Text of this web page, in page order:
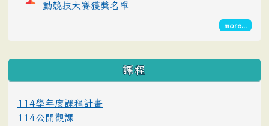
動競技大賽獲獎名單
more...
課程
114學年度課程計畫
114公開觀課